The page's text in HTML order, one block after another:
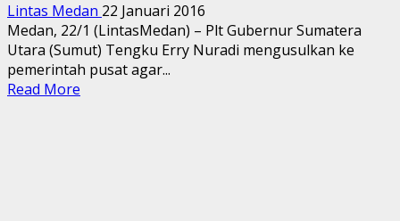
Lintas Medan 22 Januari 2016
Medan, 22/1 (LintasMedan) – Plt Gubernur Sumatera
Utara (Sumut) Tengku Erry Nuradi mengusulkan ke
pemerintah pusat agar...
Read More